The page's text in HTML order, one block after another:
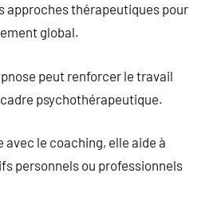
approches thérapeutiques pour
global.
peut renforcer le travail
psychothérapeutique.
avec le coaching, elle aide à
personnels ou professionnels